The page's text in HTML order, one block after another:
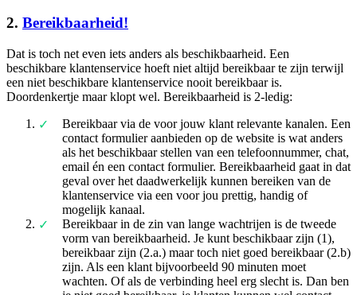
2. Bereikbaarheid!
Dat is toch net even iets anders als beschikbaarheid. Een
beschikbare klantenservice hoeft niet altijd bereikbaar te zijn terwijl
een niet beschikbare klantenservice nooit bereikbaar is.
Doordenkertje maar klopt wel. Bereikbaarheid is 2-ledig:
Bereikbaar via de voor jouw klant relevante kanalen. Een
contact formulier aanbieden op de website is wat anders
als het beschikbaar stellen van een telefoonnummer, chat,
email én een contact formulier. Bereikbaarheid gaat in dat
geval over het daadwerkelijk kunnen bereiken van de
klantenservice via een voor jou prettig, handig of
mogelijk kanaal.
Bereikbaar in de zin van lange wachtrijen is de tweede
vorm van bereikbaarheid. Je kunt beschikbaar zijn (1),
bereikbaar zijn (2.a.) maar toch niet goed bereikbaar (2.b)
zijn. Als een klant bijvoorbeeld 90 minuten moet
wachten. Of als de verbinding heel erg slecht is. Dan ben